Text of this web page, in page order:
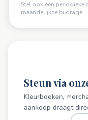
Stel ook een periodieke
maandelijkse bijdrage.
Steun via
Kleurboeken,
aankoop draagt